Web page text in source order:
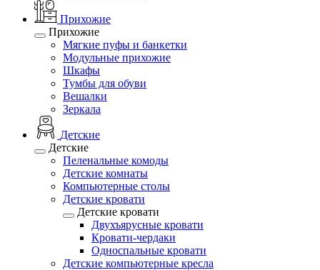
Прихожие
Прихожие
Мягкие пуфы и банкетки
Модульные прихожие
Шкафы
Тумбы для обуви
Вешалки
Зеркала
Детские
Детские
Пеленальные комоды
Детские комнаты
Компьютерные столы
Детские кровати
Детские кровати
Двухъярусные кровати
Кровати-чердаки
Односпальные кровати
Детские компьютерные кресла